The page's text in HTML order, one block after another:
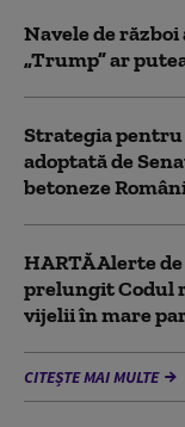
Navele de
„Trump” ar
Strategia
adoptată de
betoneze
HARTĂ Alerte
prelungit Codul
vijelii în mare
CITEȘTE MAI MULTE